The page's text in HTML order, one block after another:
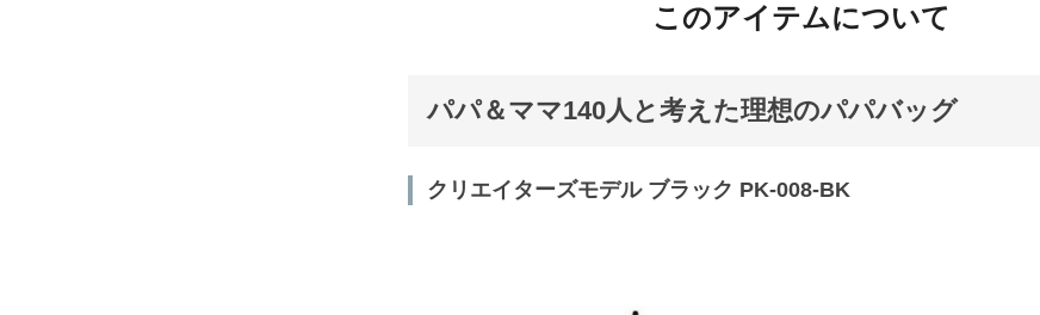
このアイテムについて
パパ＆ママ140人と考えた理想のパパバッグ
クリエイターズモデル ブラック PK-008-BK